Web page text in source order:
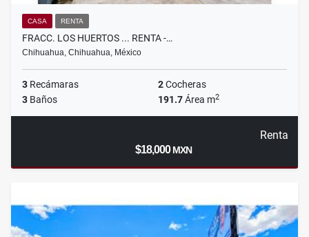
CASA RENTA
FRACC. LOS HUERTOS ... RENTA -…
Chihuahua, Chihuahua, México
3 Recámaras 2Cocheras
3 Baños 191.7Área m2
Renta
$18,000MXN